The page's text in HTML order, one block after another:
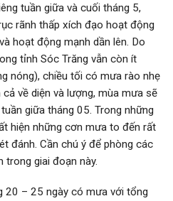
tuần giữa và cuối tháng 5,
rãnh thấp xích đạo hoạt động
hoạt động mạnh dần lên. Do
tỉnh Sóc Trăng vẫn còn ít
nóng), chiều tối có mưa rào nhẹ
về diện và lượng, mùa mưa sẽ
giữa tháng 05. Trong những
hiện những cơn mưa to đến rất
đánh. Cần chú ý để phòng các
trong giai đoạn này.
20 – 25 ngày có mưa với tổng